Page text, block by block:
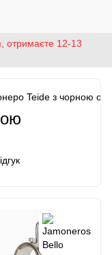
отримаєте 12-13
Teide з чорною